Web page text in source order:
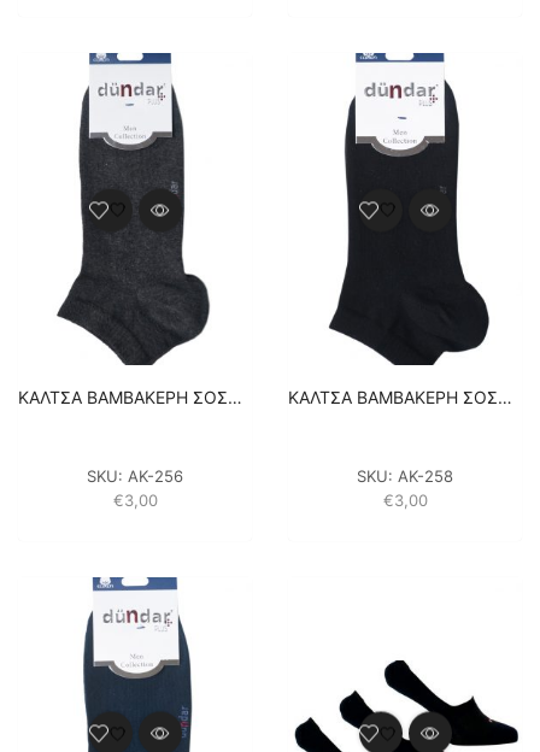
ΚΑΛΤΣA BAMBAKEΡH ΣΟΣΟΝΙ – 1 ΖΕΥΓΑΡΙ – ΑΝΘΡΑΚΙ
SKU: ΑΚ-256
€3,00
ΚΑΛΤΣA BAMBAKEΡH ΣΟΣΟΝΙ – 1 ΖΕΥΓΑΡΙ – ΜΑΥΡΟ
SKU: ΑΚ-258
€3,00